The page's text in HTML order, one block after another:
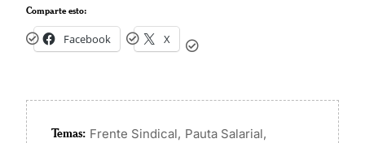
Comparte esto:
Facebook X
Temas: Frente Sindical, Pauta Salarial,